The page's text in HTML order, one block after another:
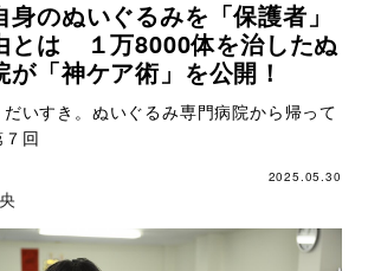
のぬいぐるみを「保護者」
とは １万8000体を治したぬ
「神ケア術」を公開！
いすき。ぬいぐるみ専門病院から帰って
回
2025.05.30